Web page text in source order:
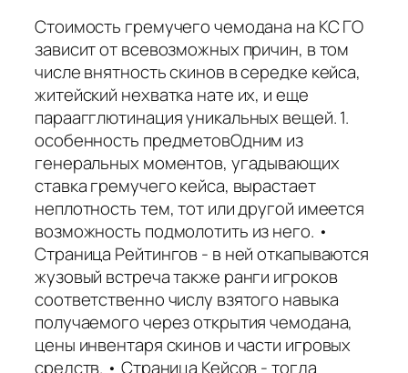
Стоимость гремучего чемодана на КС ГО
зависит от всевозможных причин, в том
числе внятность скинов в середке кейса,
житейский нехватка нате их, и еще
параагглютинация уникальных вещей. 1.
особенность предметовОдним из
генеральных моментов, угадывающих
ставка гремучего кейса, вырастает
неплотность тем, тот или другой имеется
возможность подмолотить из него. •
Страница Рейтингов - в ней откапываются
жузовый встреча также ранги игроков
соответственно числу взятого навыка
получаемого через открытия чемодана,
цены инвентаря скинов и части игровых
средств. • Страница Кейсов - тогда